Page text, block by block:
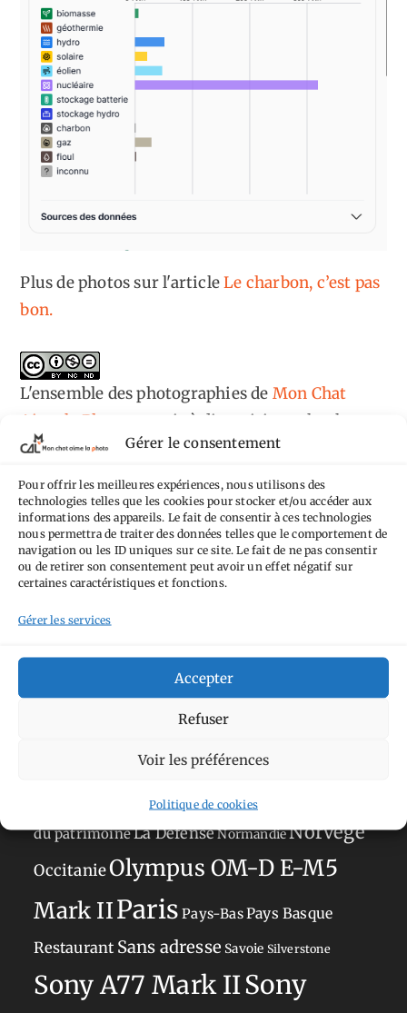
Gérer le consentement
Pour offrir les meilleures expériences, nous utilisons des
technologies telles que les cookies pour stocker et/ou accéder aux
informations des appareils. Le fait de consentir à ces technologies
nous permettra de traiter des données telles que le comportement de
navigation ou les ID uniques sur ce site. Le fait de ne pas consentir
ou de retirer son consentement peut avoir un effet négatif sur
certaines caractéristiques et fonctions.
Gérer les services
Accepter
Refuser
Voir les préférences
Politique de cookies
Plus de photos sur l'articleLe charbon, c’est pas
bon.
L'ensemble des photographiesde Mon Chat
Aime la Photo
est mis à disposition selon les
termes de la
licence Creative Commons
Attribution - Pas d'Utilisation Commerciale -
Pas de Modification 4.0 International.
Fondé(e) sur une œuvre de https://mcalp.fr.
Tags
AilleursAimez-vous bordelAllemagne Andorre
Anti tourisme
CircuitDanemarkEspagne
Hauts-de-France Hébergement Japon
du patrimoineLa DéfenseNormandieNorvège
OccitanieOlympus OM-D E-M5
Mark IIParis Pays-BasPays Basque
Restaurant Sans adresse Savoie Silverstone
Sony A77 Mark IISony